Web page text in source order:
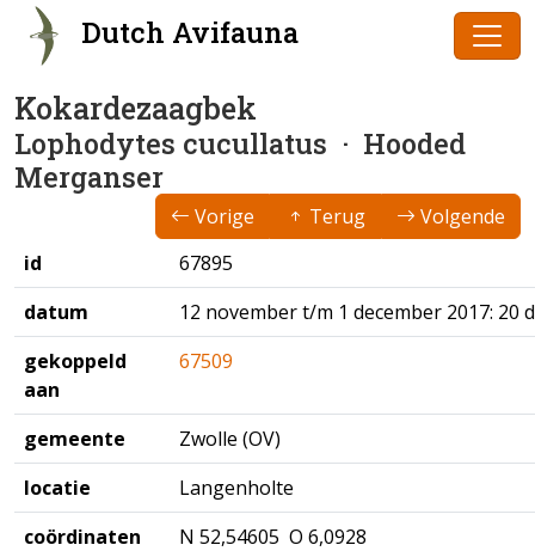
Dutch Avifauna
Kokardezaagbek
Lophodytes cucullatus · Hooded
Merganser
Vorige Terug
Volgende
id
67895
datum
12 november t/m 1 december 2017: 20
gekoppeld
aan
67509
gemeente
Zwolle (OV)
locatie
Langenholte
coördinaten
N 52,54605 O 6,0928